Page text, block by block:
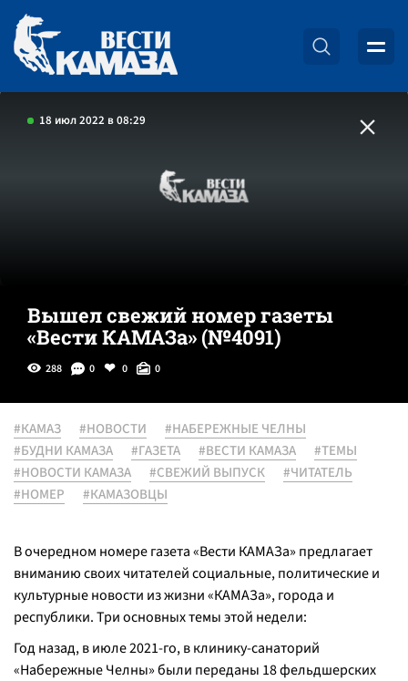
18 июл 2022 в 08:29
Вышел свежий номер газеты
«Вести КАМАЗа» (№4091)
288 0 0 0
#КАМАЗ #НОВОСТИ
#НАБЕРЕЖНЫЕ ЧЕЛНЫ
#БУДНИ КАМАЗА
#ГАЗЕТА #ВЕСТИ КАМАЗА
#ТЕМЫ
#НОВОСТИ КАМАЗА
#СВЕЖИЙ ВЫПУСК
#ЧИТАТЕЛЬ
#НОМЕР
#КАМАЗОВЦЫ
В очередном номере газета «Вести КАМАЗа» предлагает
вниманию своих читателей социальные, политические и
культурные новости из жизни «КАМАЗа», города и
республики. Три основных темы этой недели:
Год назад, в июле 2021-го, в клинику-санаторий
«Набережные Челны» были переданы 18 фельдшерских